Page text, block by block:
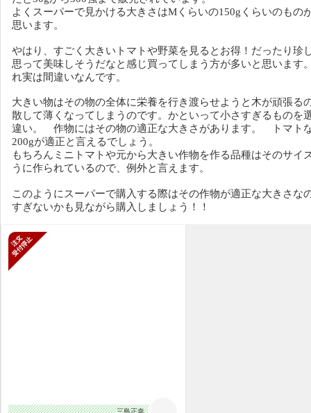
よくスーパーで見かける大きさはMくらいの150gくらいのもの
思います。
やはり、すごく大きいトマトや野菜を見るとお得！だったり珍
思って美味しそうだなと感じ買ってしまう方が多いと思います
れ実は間違いなんです。
大きい物はその物の全体に栄養を行き渡らせようと木が頑張る
散して薄くなってしまうのです。かといって小さすぎるものを
違い。 作物にはその物の適正な大きさがあります。 トマト
200gが適正と言えるでしょう。
もちろんミニトマトや元から大きい作物を作る品種はそのサイ
うに作られているので、例外と言えます。
このようにスーパーで購入する際はその作物が適正な大きさな
すぎないかも見ながら購入しましょう！！
三島正幸